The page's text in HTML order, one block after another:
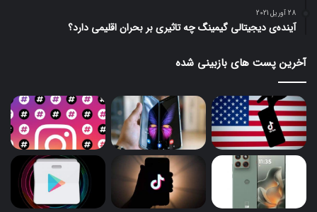
28 آوریل 2021
آینده‌ی دیجیتالی گیمینگ چه تاثیری بر بحران اقلیمی دارد؟
آخرین پست های بازبینی شده